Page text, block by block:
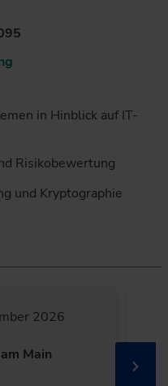
in Hinblick auf IT-
Risikobewertung
und Kryptographie
2026
Main